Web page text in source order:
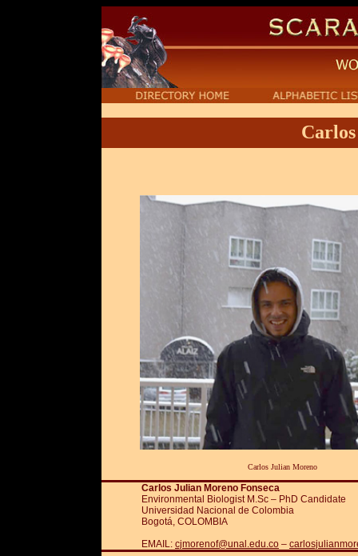
Carlos Julian Moreno
Carlos Julian Moreno Fonseca
Environmental Biologist M.Sc – PhD Candidate
Universidad Nacional de Colombia
Bogotá, COLOMBIA
EMAIL: cjmorenof@unal.edu.co –